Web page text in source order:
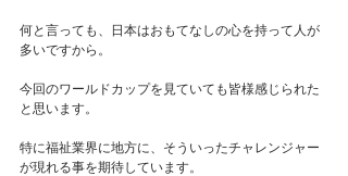
何と言っても、日本はおもてなしの心を持って人が
多いですから。
今回のワールドカップを見ていても皆様感じられた
と思います。
特に福祉業界に地方に、そういったチャレンジャー
が現れる事を期待しています。